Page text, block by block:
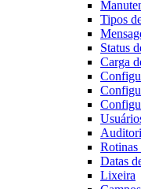
Tipos
Status
Carga
Rotinas
Datas
Lixeira